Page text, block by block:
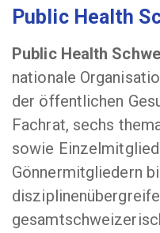
Public Health
Public Health
nationale
der öffentlichen
Fachrat, sechs
sowie
Gönnermitgliedern